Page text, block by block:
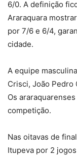
6/0. A definição
Araraquara
por 7/6 e 6/4,
cidade.
A equipe
Crisci, João Pedro
Os
competição.
Nas oitavas de
Itupeva por 2